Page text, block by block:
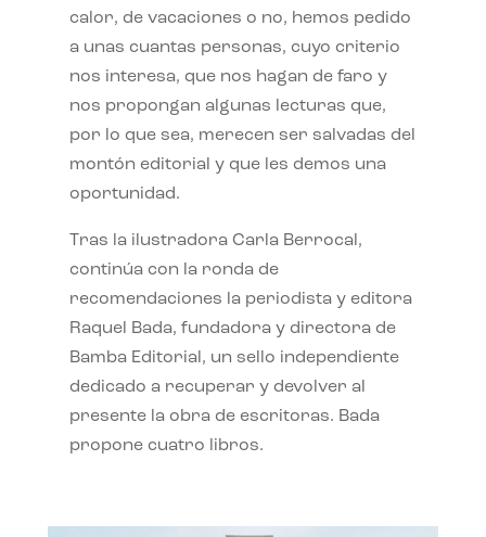
calor, de vacaciones o no, hemos pedido
a unas cuantas personas, cuyo criterio
nos interesa, que nos hagan de faro y
nos propongan algunas lecturas que,
por lo que sea, merecen ser salvadas del
montón editorial y que les demos una
oportunidad.
Tras la ilustradora Carla Berrocal,
continúa con la ronda de
recomendaciones la periodista y editora
Raquel Bada, fundadora y directora de
Bamba Editorial, un sello independiente
dedicado a recuperar y devolver al
presente la obra de escritoras. Bada
propone cuatro libros.